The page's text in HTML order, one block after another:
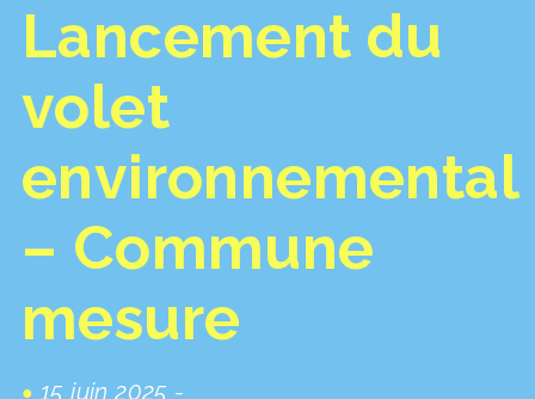
Lancement du
volet
environnemental
– Commune
mesure
15 juin 2025 -